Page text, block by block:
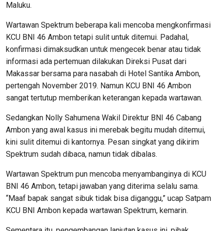
Maluku.
Wartawan Spektrum beberapa kali mencoba mengkonfirmasi
KCU BNI 46 Ambon tetapi sulit untuk ditemui. Padahal,
konfirmasi dimaksudkan untuk mengecek benar atau tidak
informasi ada pertemuan dilakukan Direksi Pusat dari
Makassar bersama para nasabah di Hotel Santika Ambon,
pertengah November 2019. Namun KCU BNI 46 Ambon
sangat tertutup memberikan keterangan kepada wartawan.
Sedangkan Nolly Sahumena Wakil Direktur BNI 46 Cabang
Ambon yang awal kasus ini merebak begitu mudah ditemui,
kini sulit ditemui di kantornya. Pesan singkat yang dikirim
Spektrum sudah dibaca, namun tidak dibalas.
Wartawan Spektrum pun mencoba menyambanginya di KCU
BNI 46 Ambon, tetapi jawaban yang diterima selalu sama.
“Maaf bapak sangat sibuk tidak bisa diganggu,” ucap Satpam
KCU BNI Ambon kepada wartawan Spektrum, kemarin.